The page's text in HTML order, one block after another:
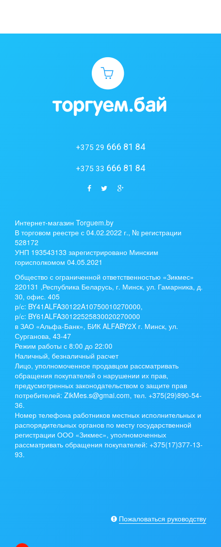
+375 29 666 81 84
+375 33 666 81 84
Интернет-магазин Torguem.by
В торговом реестре с 04.02.2022 г., № регистрации
528172
УНП 193543133 зарегистрировано Минским
горисполкомом 04.05.2021
Общество с ограниченной ответственностью «Зикмес»
220131 ,Республика Беларусь, г. Минск, ул. Гамарника, д.
30, офис. 405
р/с: BY41ALFA30122A10750010270000,
р/с: BY61ALFA30122525830020270000
в ЗАО «Альфа-Банк», БИК ALFABY2X г. Минск, ул.
Сурганова, 43-47
Режим работы с 8:00 до 22:00
Наличный, безналичный расчет
Лицо, уполномоченное продавцом рассматривать
обращения покупателей о нарушении их прав,
предусмотренных законодательством о защите прав
потребителей: ZikMes.s@gmai.com, тел. +375(29)890-54-
36.
Номер телефона работников местных исполнительных и
распорядительных органов по месту государственной
регистрации ООО «Зикмес», уполномоченных
рассматривать обращения покупателей: +375(17)377-13-
93.
Пожаловаться руководству